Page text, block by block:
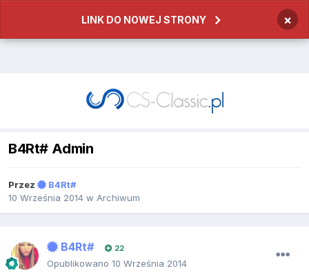
LINK DO NOWEJ STRONY ×
B4Rt# Admin
Przez
B4Rt#
10 Września 2014 w Archiwum
B4Rt# 22
Opublikowano 10 Września 2014